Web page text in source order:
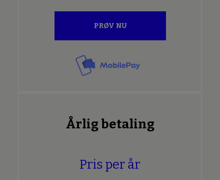
PRØV NU
Årlig betaling
Pris per år